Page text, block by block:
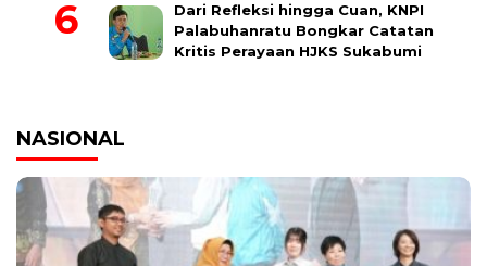
Dari Refleksi hingga Cuan, KNPI
Palabuhanratu Bongkar Catatan
Kritis Perayaan HJKS Sukabumi
NASIONAL